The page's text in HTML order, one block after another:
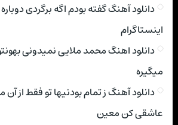
دانلود آهنگ گفته بودم اگه برگردی
اینستاگرام
دانلود اهنگ محمد ملایی نمیدونی
میگیره
دانلود آهنگ ز تمام بودنیها تو فقط از آن
عاشقی کن معین